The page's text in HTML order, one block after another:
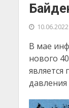
10.06.2022
В мае
нового
является